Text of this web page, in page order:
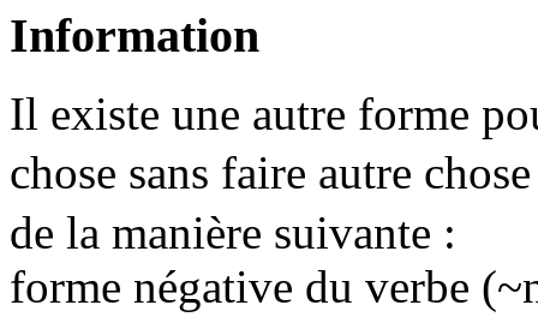
Information
Il existe une autre forme
chose sans faire autre
de la manière suivante :
forme négative du verbe